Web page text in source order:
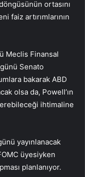
ortasını
faiz artırımlarının
Meclis Finansal
Senato
bakarak ABD
olsa da, Powell’ın
ihtimaline
yayınlanacak
üyesiyken
planlanıyor.